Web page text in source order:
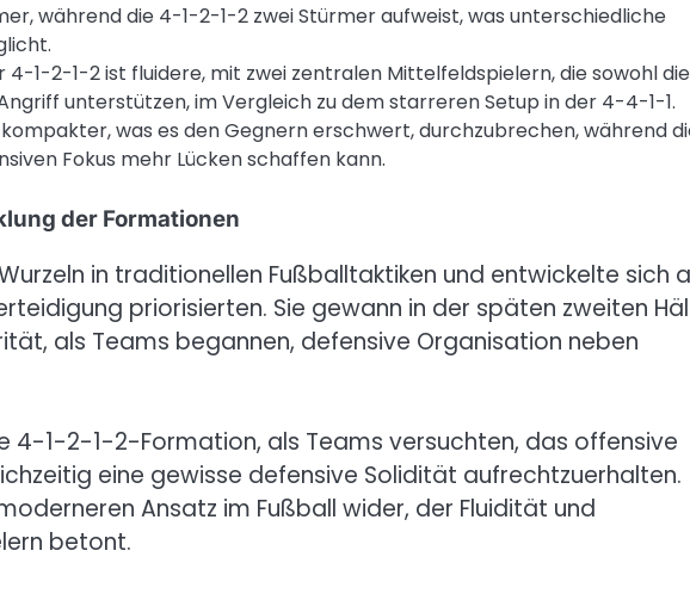
während die 4-1-2-1-2 zwei Stürmer aufweist, was unterschiedliche
1-2-1-2 ist fluidere, mit zwei zentralen Mittelfeldspielern, die sowohl die
unterstützen, im Vergleich zu dem starreren Setup in der 4-4-1-1.
was es den Gegnern erschwert, durchzubrechen, während
Fokus mehr Lücken schaffen kann.
der Formationen
in traditionellen Fußballtaktiken und entwickelte sich
priorisierten. Sie gewann in der späten zweiten
als Teams begannen, defensive Organisation neben
4-1-2-1-2-Formation, als Teams versuchten, das offensive
eine gewisse defensive Solidität aufrechtzuerhalten.
Ansatz im Fußball wider, der Fluidität und
betont.